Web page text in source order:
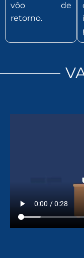
vôo de
retorno.